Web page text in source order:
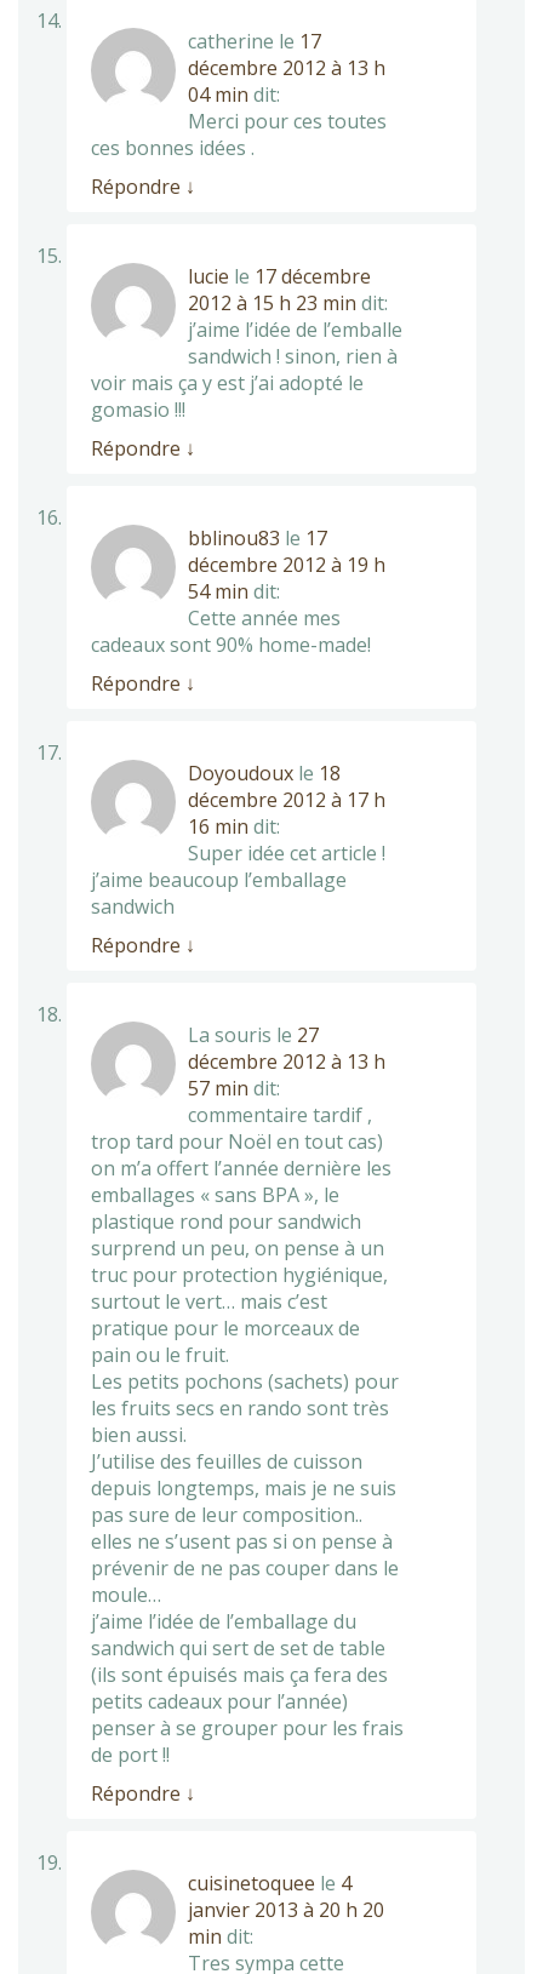
catherine le 17
décembre 2012 à 13 h
04 min dit:
Merci pour ces toutes
ces bonnes idées .
Répondre ↓
lucie le 17 décembre
2012 à 15 h 23 min dit:
j’aime l’idée de l’emballe
sandwich ! sinon, rien à
voir mais ça y est j’ai adopté le
gomasio !!!
Répondre ↓
bblinou83 le 17
décembre 2012 à 19 h
54 min dit:
Cette année mes
cadeaux sont 90% home-made!
Répondre ↓
Doyoudoux le 18
décembre 2012 à 17 h
16 min dit:
Super idée cet article !
j’aime beaucoup l’emballage
sandwich
Répondre ↓
La souris le 27
décembre 2012 à 13 h
57 min dit:
commentaire tardif ,
trop tard pour Noël en tout cas)
on m’a offert l’année dernière les
emballages « sans BPA », le
plastique rond pour sandwich
surprend un peu, on pense à un
truc pour protection hygiénique,
surtout le vert… mais c’est
pratique pour le morceaux de
pain ou le fruit.
Les petits pochons (sachets) pour
les fruits secs en rando sont très
bien aussi.
J’utilise des feuilles de cuisson
depuis longtemps, mais je ne suis
pas sure de leur composition..
elles ne s’usent pas si on pense à
prévenir de ne pas couper dans le
moule…
j’aime l’idée de l’emballage du
sandwich qui sert de set de table
(ils sont épuisés mais ça fera des
petits cadeaux pour l’année)
penser à se grouper pour les frais
de port !!
Répondre ↓
cuisinetoquee le 4
janvier 2013 à 20 h 20
min dit:
Tres sympa cette